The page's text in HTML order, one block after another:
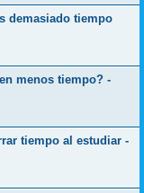
demasiado tiempo
menos tiempo? -
tiempo al estudiar -